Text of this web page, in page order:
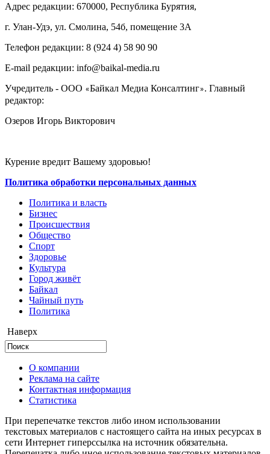
Адрес редакции: 670000, Республика Бурятия,
г. Улан-Удэ, ул. Смолина, 54б, помещение 3А
Телефон редакции: ‎‎8 (924 4) 58 90 90
E-mail редакции: info@baikal-media.ru
Учредитель - ООО «Байкал Медиа Консалтинг». Главный
редактор:
Озеров Игорь Викторович
Курение вредит Вашему здоровью!
Политика обработки персональных данных
Политика и власть
Бизнес
Происшествия
Общество
Cпорт
Здоровье
Культура
Город живёт
Байкал
Чайный путь
Политика
Наверх
О компании
Реклама на сайте
Контактная информация
Статистика
При перепечатке текстов либо ином использовании
текстовых материалов с настоящего сайта на иных ресурсах в
сети Интернет гиперссылка на источник обязательна.